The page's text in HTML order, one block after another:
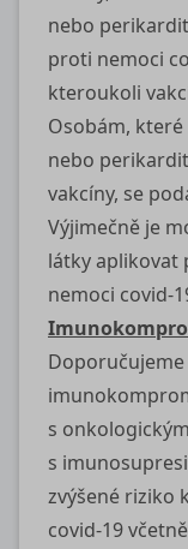
nebo
proti nemoci
kteroukoli
Osobám,
nebo
vakcíny, se
Výjimečně je
látky aplikovat
nemoci covid-
s
s
zvýšené riziko
covid-19